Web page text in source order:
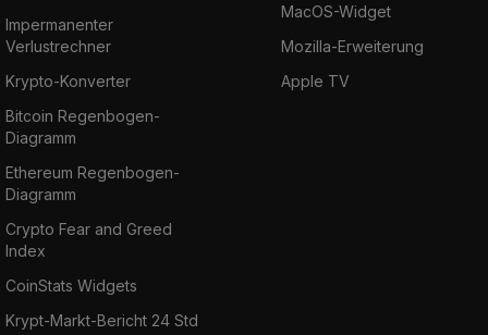
Impermanenter
Verlustrechner
Krypto-Konverter
Bitcoin Regenbogen-
Diagramm
Ethereum Regenbogen-
Diagramm
Crypto Fear and Greed
Index
CoinStats Widgets
Krypt-Markt-Bericht 24 Std
MacOS-Widget
Mozilla-Erweiterung
Apple TV